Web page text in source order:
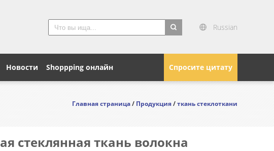
Russian
Спросите цитату
Новости Shoppping онлайн
Главная страница/Продукция/ткань стеклоткани
стеклянная ткань волокна